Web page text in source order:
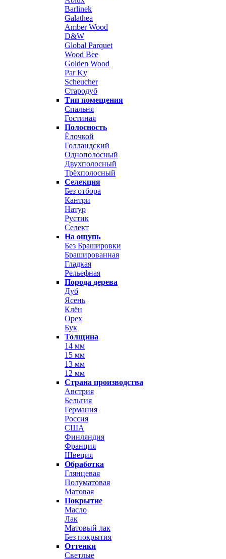
Barlinek
Galathea
Amber Wood
D&W
Global Parquet
Wood Bee
Golden Wood
Par Ky
Scheucher
Стародуб
Тип помещения
Спальня
Гостиная
Полосность
Ёлочкой
Голландский
Однополосный
Двухполосный
Трёхполосный
Селекция
Без отбора
Кантри
Натур
Рустик
Селект
На ощупь
Без Брашировки
Брашированная
Гладкая
Рельефная
Порода дерева
Дуб
Ясень
Клён
Орех
Бук
Толщина
14 мм
15 мм
13 мм
12 мм
Страна производства
Австрия
Бельгия
Германия
Россия
США
Финляндия
Франция
Швеция
Обработка
Глянцевая
Полуматовая
Матовая
Покрытие
Масло
Лак
Матовый лак
Без покрытия
Оттенки
Светлые